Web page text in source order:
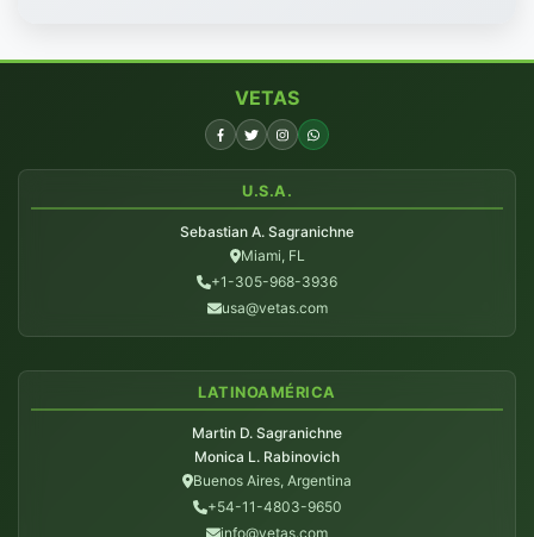
VETAS
U.S.A.
Sebastian A. Sagranichne
Miami, FL
+1-305-968-3936
usa@vetas.com
LATINOAMÉRICA
Martin D. Sagranichne
Monica L. Rabinovich
Buenos Aires, Argentina
+54-11-4803-9650
info@vetas.com